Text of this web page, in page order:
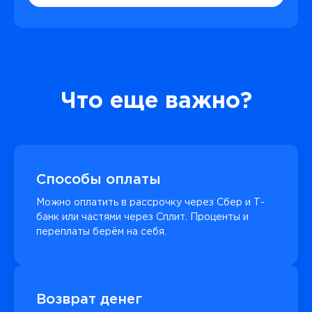
Что еще важно?
Способы оплаты
Можно оплатить в рассрочку через Сбер и Т-
банк или частями через Сплит. Проценты и
переплаты берём на себя.
Возврат денег